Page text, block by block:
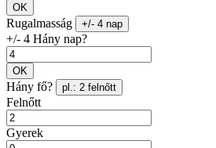
OK
Rugalmasság +/- 4 nap
+/- 4 Hány nap?
OK
Hány fő? pl.: 2 felnőtt
Felnőtt
Gyerek